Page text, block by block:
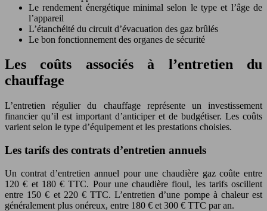
Le rendement énergétique minimal selon le type et l’âge de
l’appareil
L’étanchéité du circuit d’évacuation des gaz brûlés
Le bon fonctionnement des organes de sécurité
Les coûts associés à l’entretien du
chauffage
L’entretien régulier du chauffage représente un investissement
financier qu’il est important d’anticiper et de budgétiser. Les coûts
varient selon le type d’équipement et les prestations choisies.
Les tarifs des contrats d’entretien annuels
Un contrat d’entretien annuel pour une chaudière gaz coûte entre
120 € et 180 € TTC. Pour une chaudière fioul, les tarifs oscillent
entre 150 € et 220 € TTC. L’entretien d’une pompe à chaleur est
généralement plus onéreux, entre 180 € et 300 € TTC par an.